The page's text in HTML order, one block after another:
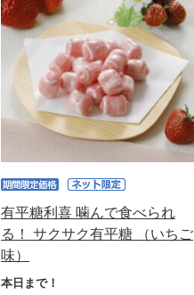
有平糖利喜 噛んで食べられ
る！ サクサク有平糖 （いちご
味）
本日まで！